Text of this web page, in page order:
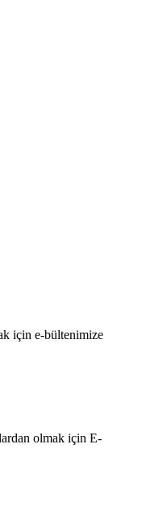
için e-bültenimize
olmak için E-